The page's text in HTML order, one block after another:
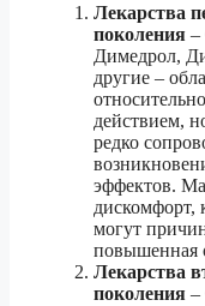
Лекарства
поколения –
Димедрол,
другие –
действием,
редко
эффектов.
дискомфорт,
могут
повышенная
Лекарства
поколения –